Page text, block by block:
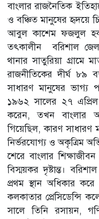
বাংলার রাজনৈতিক
ও বঞ্চিত মানুষের হৃদয়ে
আবুল কাশেম ফজলুল
তৎকালীন বরিশাল
থানার সাতুরিয়া গ্রামে
রাজনীতিকের দীর্ঘ ৮৯
সাধারণ মানুষের ভাগ্য
১৯৬২ সালের ২৭
করেন, তখন বাংলার
গিয়েছিল, কারণ সাধারণ
নির্ভরযোগ্য ও অকৃত্রিম
​শেরে বাংলার
বিস্ময়কর দৃষ্টান্ত।
প্রথম স্থান অধিকার
কলকাতার প্রেসিডেন্সি
সালে তিনি রসায়ন,